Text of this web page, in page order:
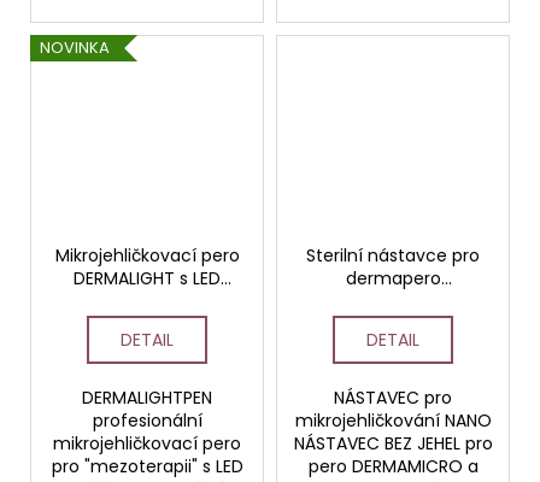
NOVINKA
Mikrojehličkovací pero
DERMALIGHT s LED
DETAIL
DERMALIGHTPEN
profesionální
mikrojehličkovací pero
pro "mezoterapii" s LED
Sterilní nástavce pro
dermapero
DERMAMICRO
nanonástavce a BB
glow
DETAIL
NÁSTAVEC pro
mikrojehličkování NANO
NÁSTAVEC BEZ JEHEL pro
pero DERMAMICRO a